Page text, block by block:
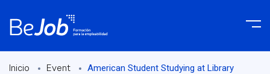
Inicio Event American Student Studying at Library